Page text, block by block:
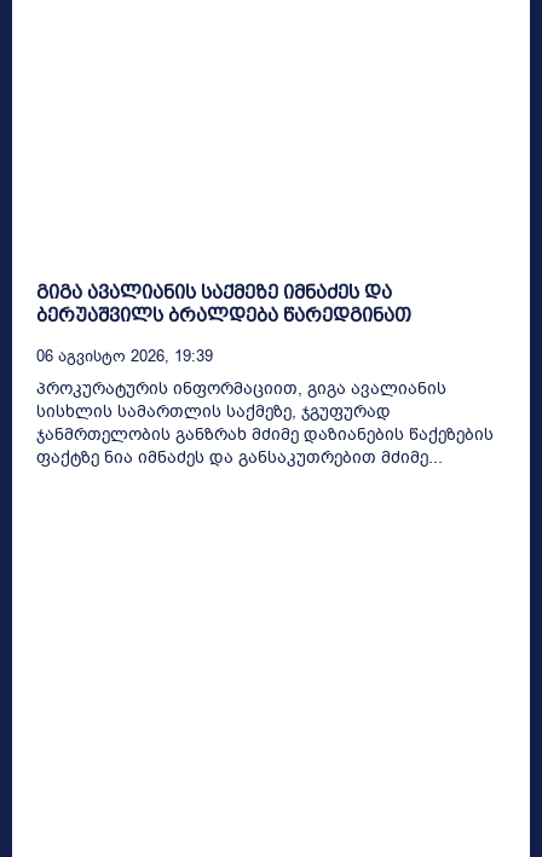
გიგა ავალიანის საქმეზე იმნაძეს და
ბერუაშვილს ბრალდება წარედგინათ
06 Აგვისტო 2026, 19:39
პროკურატურის ინფორმაციით, გიგა ავალიანის
სისხლის სამართლის საქმეზე, ჯგუფურად
ჯანმრთელობის განზრახ მძიმე დაზიანების წაქეზების
ფაქტზე ნია იმნაძეს და განსაკუთრებით მძიმე...